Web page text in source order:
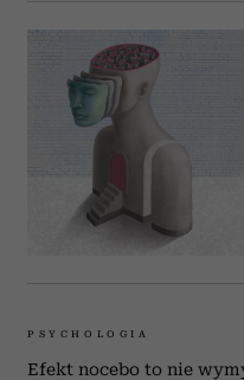
PSYCHOLOGIA
Efekt nocebo to nie